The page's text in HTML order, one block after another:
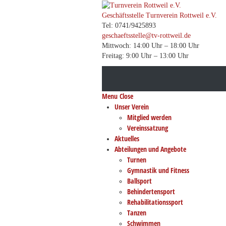
Geschäftsstelle Turnverein Rottweil e.V.
Tel: 0741/9425893
geschaeftsstelle@tv-rottweil.de
Mittwoch: 14:00 Uhr – 18:00 Uhr
Freitag: 9:00 Uhr – 13:00 Uhr
Menu Close
Unser Verein
Mitglied werden
Vereinssatzung
Aktuelles
Abteilungen und Angebote
Turnen
Gymnastik und Fitness
Ballsport
Behindertensport
Rehabilitationssport
Tanzen
Schwimmen